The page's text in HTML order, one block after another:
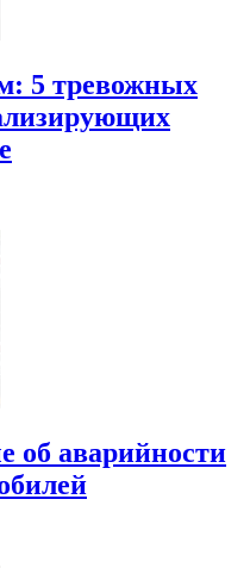
5 тревожных
об аварийности